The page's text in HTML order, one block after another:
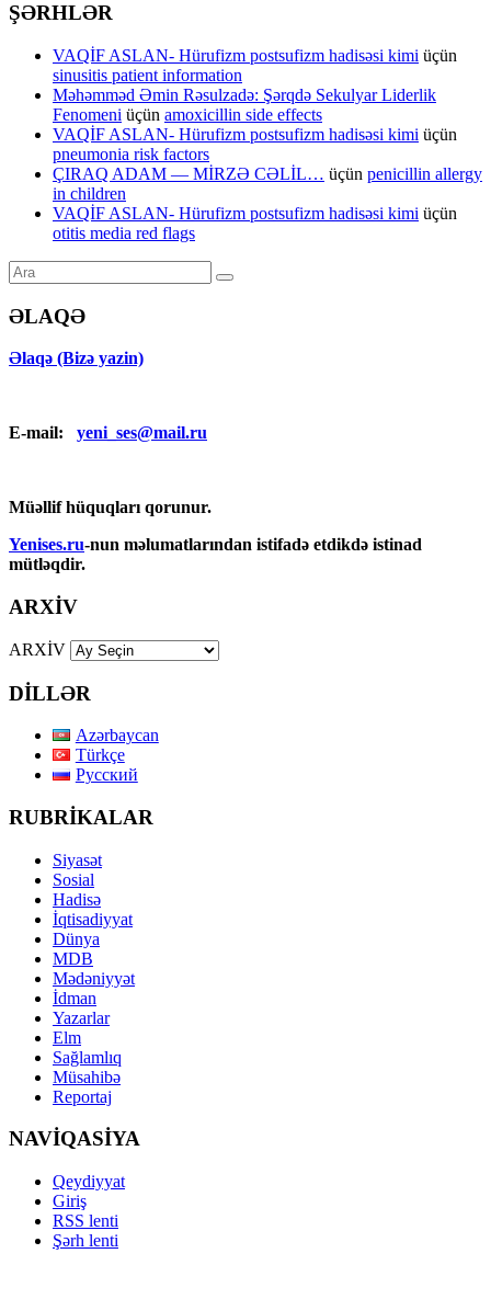
ŞƏRHLƏR
VAQİF ASLAN- Hürufizm postsufizm hadisəsi kimi üçün
sinusitis patient information
Məhəmməd Əmin Rəsulzadə: Şərqdə Sekulyar Liderlik
Fenomeni üçün amoxicillin side effects
VAQİF ASLAN- Hürufizm postsufizm hadisəsi kimi üçün
pneumonia risk factors
ÇIRAQ ADAM — MİRZƏ CƏLİL… üçün penicillin allergy
in children
VAQİF ASLAN- Hürufizm postsufizm hadisəsi kimi üçün
otitis media red flags
ƏLAQƏ
Əlaqə (Bizə yazin)
E-mail: yeni_ses@mail.ru
Müəllif hüquqları qorunur.
Yenises.ru-nun məlumatlarından istifadə etdikdə istinad
mütləqdir.
ARXİV
ARXİV
DİLLƏR
Azərbaycan
Türkçe
Русский
RUBRİKALAR
Siyasət
Sosial
Hadisə
İqtisadiyyat
Dünya
MDB
Mədəniyyət
İdman
Yazarlar
Elm
Sağlamlıq
Müsahibə
Reportaj
NAVİQASİYA
Qeydiyyat
Giriş
RSS lenti
Şərh lenti